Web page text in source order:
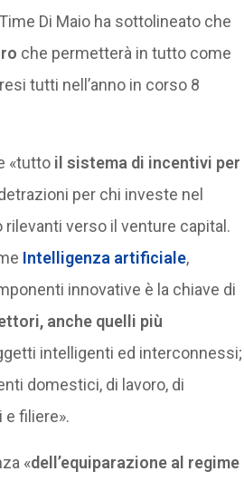
Di Maio ha sottolineato che
che permetterà in tutto come
tutti nell’anno in corso 8
«tuttoil sistema di incentivi per
per chi investe nel
verso il venture capital.
Intelligenza artificiale,
innovative è la chiave di
anche quelli più
intelligenti ed interconnessi;
domestici, di lavoro, di
filiere».
«dell’equiparazione al regime